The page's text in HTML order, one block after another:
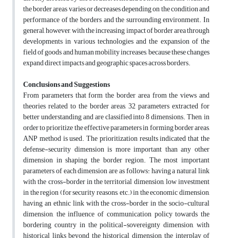
the border areas varies or decreases depending on the condition and
performance of the borders and the surrounding environment. In
general, however, with the increasing impact of border area through
developments in various technologies and the expansion of the
field of goods and human mobility increases, because these changes
expand direct impacts and geographic spaces across borders.
Conclusions and Suggestions
From parameters that form the border area from the views and
theories related to the border areas, 32 parameters extracted for
better understanding and are classified into 8 dimensions. Then, in
order to prioritize the effective parameters in forming border areas,
ANP method is used. The prioritization results indicated that the
defense-security dimension is more important than any other
dimension in shaping the border region. The most important
parameters of each dimension are as follows: having a natural link
with the cross-border in the territorial dimension, low investment
in the region (for security reasons, etc.) in the economic dimension,
having an ethnic link with the cross-border in the socio-cultural
dimension, the influence of communication policy towards the
bordering country in the political-sovereignty dimension, with